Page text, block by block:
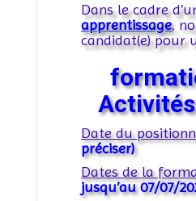
Dans le cadre
apprentissage,
candidat(e) pour
Date du
préciser)
Dates de la
jusqu’au 07/07/